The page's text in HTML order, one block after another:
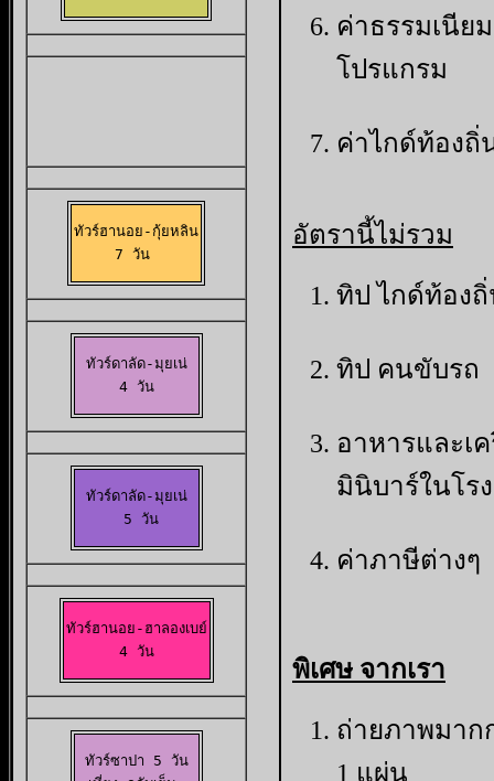
ทัวร์ฮานอย-กุ้ยหลิน
7 วัน
ทัวร์ดาลัด-มุยเน่
4 วัน
ทัวร์ดาลัด-มุยเน่
5 วัน
ทัวร์ฮานอย-ฮาลองเบย์
4 วัน
ทัวร์ซาปา 5 วัน
ค่าธรรมเนีย
โปรแกรม
ค่าไกด์ท้องถิ่
อัตรานี้ไม่รวม
ทิป ไกด์ท้อง
ทิป คนขับรถ
อาหารและเ
มินิบาร์ในโร
ค่าภาษีต่างๆ
พิเศษ จากเรา
ถ่ายภาพมา
1 แผ่น